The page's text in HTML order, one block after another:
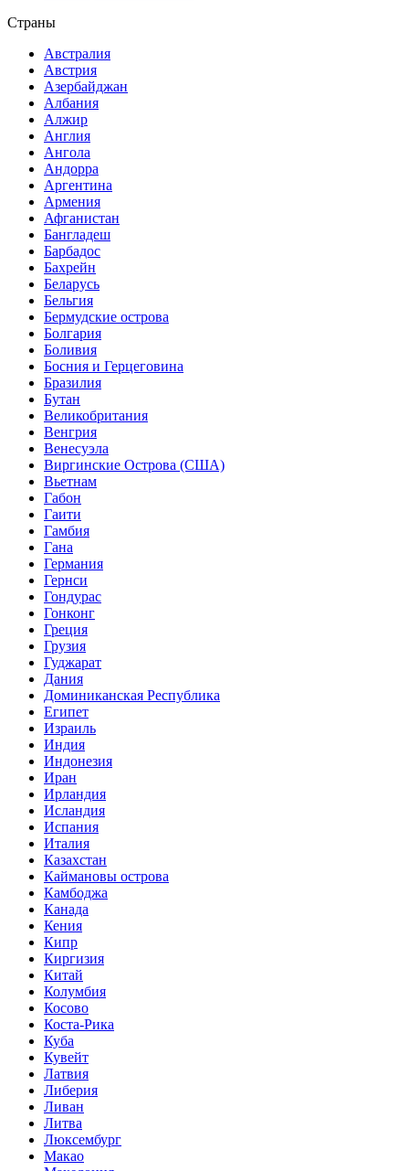
Страны
Австралия
Австрия
Азербайджан
Албания
Алжир
Англия
Ангола
Андорра
Аргентина
Армения
Афганистан
Бангладеш
Барбадос
Бахрейн
Беларусь
Бельгия
Бермудские острова
Болгария
Боливия
Босния и Герцеговина
Бразилия
Бутан
Великобритания
Венгрия
Венесуэла
Виргинские Острова (США)
Вьетнам
Габон
Гаити
Гамбия
Гана
Германия
Гернси
Гондурас
Гонконг
Греция
Грузия
Гуджарат
Дания
Доминиканская Республика
Египет
Израиль
Индия
Индонезия
Иран
Ирландия
Исландия
Испания
Италия
Казахстан
Каймановы острова
Камбоджа
Канада
Кения
Кипр
Киргизия
Китай
Колумбия
Косово
Коста-Рика
Куба
Кувейт
Латвия
Либерия
Ливан
Литва
Люксембург
Макао